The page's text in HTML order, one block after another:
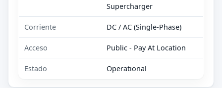
Supercharger
Corriente DC / AC (Single-Phase)
Acceso Public - Pay At Location
Estado Operational